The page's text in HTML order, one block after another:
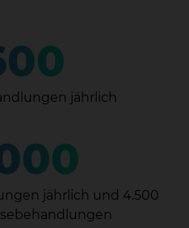
jährlich
jährlich und 4.500